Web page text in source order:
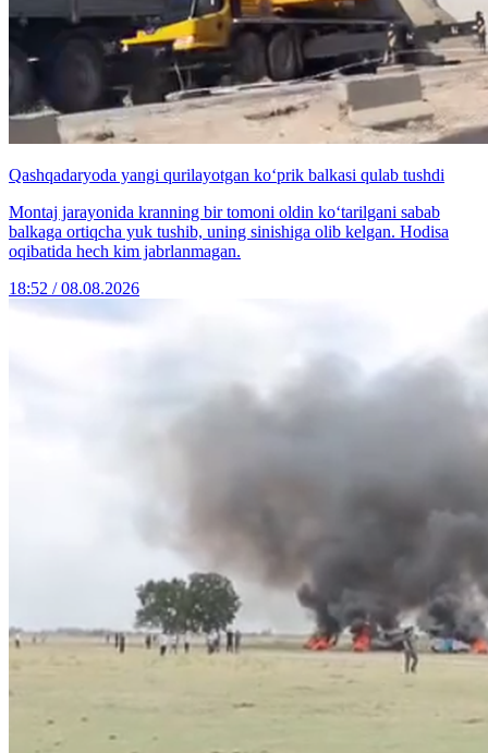
Qashqadaryoda yangi qurilayotgan ko‘prik balkasi qulab tushdi
Montaj jarayonida kranning bir tomoni oldin ko‘tarilgani sabab
balkaga ortiqcha yuk tushib, uning sinishiga olib kelgan. Hodisa
oqibatida hech kim jabrlanmagan.
18:52 / 08.08.2026